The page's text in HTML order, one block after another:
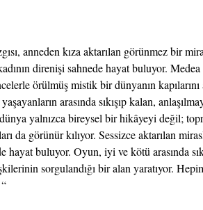
anneden kıza aktarılan görünmez bir
direnişi sahnede hayat buluyor.
örülmüş mistik bir dünyanın
arasında sıkışıp kalan,
yalnızca bireysel bir hikâyeyi değil;
da görünür kılıyor. Sessizce aktarılan
hayat buluyor. Oyun, iyi ve kötü arasında
sorgulandığı bir alan yaratıyor.